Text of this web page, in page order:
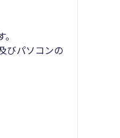
びパソコンの